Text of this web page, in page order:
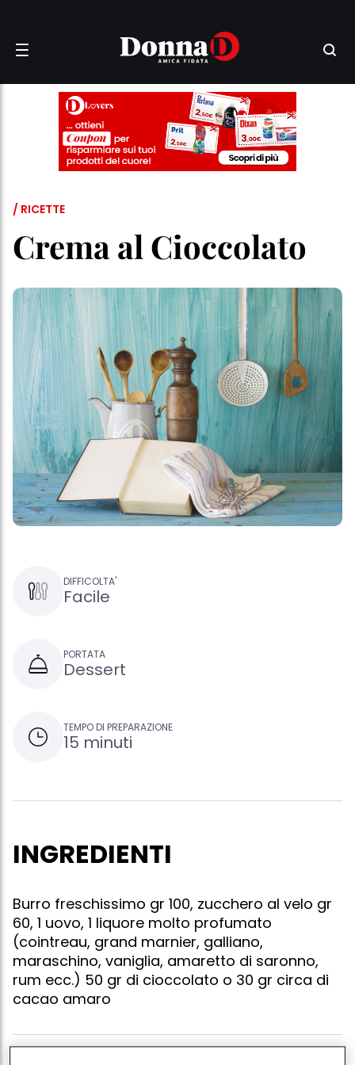
/ RICETTE
Crema al Cioccolato
DIFFICOLTA'
Facile
PORTATA
Dessert
TEMPO DI PREPARAZIONE
15 minuti
INGREDIENTI
Burro freschissimo gr 100, zucchero al velo gr
60, 1 uovo, 1 liquore molto profumato
(cointreau, grand marnier, galliano,
maraschino, vaniglia, amaretto di saronno,
rum ecc.) 50 gr di cioccolato o 30 gr circa di
cacao amaro